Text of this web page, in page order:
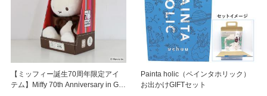
【ミッフィー誕生70周年限定アイ
テム】Miffy 70th Anniversary in Gift
Painta holic（ペインタホリック）
お出かけGIFTセット